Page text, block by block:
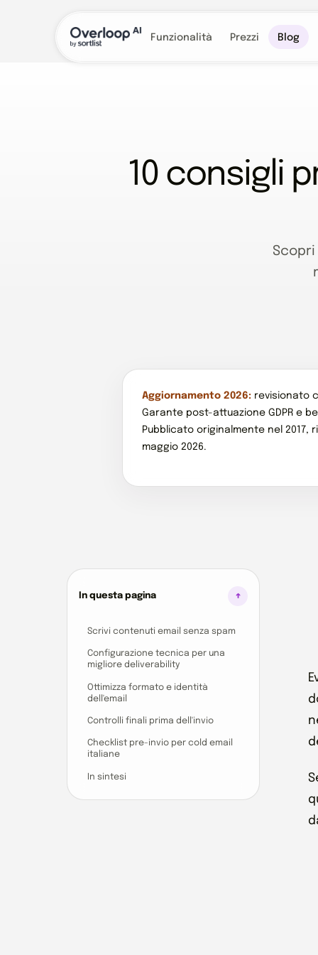
Funzionalità Prezzi Blog
10 consigli
Aggiornamento 2026: revisionato
Garante post-attuazione GDPR e
Pubblicato originalmente nel
maggio 2026.
In questa pagina
Scrivi contenuti email senza spam
Configurazione tecnica per una
migliore deliverability
Ottimizza formato e identità
dell'email
Controlli finali prima dell'invio
Checklist pre-invio per cold email
italiane
In sintesi